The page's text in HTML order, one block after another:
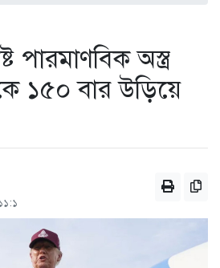
পারমাণবিক অস্ত্র
১৫০ বার উড়িয়ে